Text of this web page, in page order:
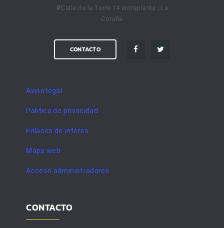
Calle de la Torre 14 entreplanta , La
Coruña
CONTACTO
Aviso legal
Politica de privacidad
Enlaces de interes
Mapa web
Acceso administradores
CONTACTO